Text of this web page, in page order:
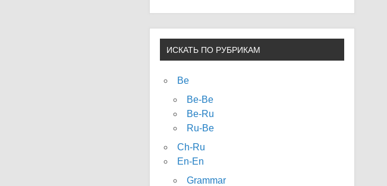
ИСКАТЬ ПО РУБРИКАМ
Be
Be-Be
Be-Ru
Ru-Be
Ch-Ru
En-En
Grammar